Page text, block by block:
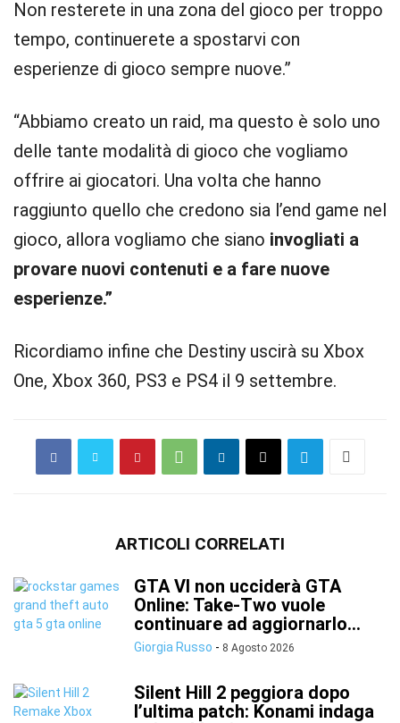
Non resterete in una zona del gioco per troppo
tempo, continuerete a spostarvi con
esperienze di gioco sempre nuove.”
“Abbiamo creato un raid, ma questo è solo uno
delle tante modalità di gioco che vogliamo
offrire ai giocatori. Una volta che hanno
raggiunto quello che credono sia l’end game nel
gioco, allora vogliamo che siano invogliati a
provare nuovi contenuti e a fare nuove
esperienze.”
Ricordiamo infine che Destiny uscirà su Xbox
One, Xbox 360, PS3 e PS4 il 9 settembre.
ARTICOLI CORRELATI
GTA VI non ucciderà GTA
Online: Take-Two vuole
continuare ad aggiornarlo...
Giorgia Russo - 8 Agosto 2026
Silent Hill 2 peggiora dopo
l’ultima patch: Konami indaga